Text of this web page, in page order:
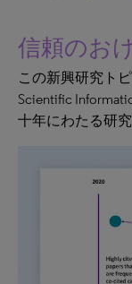
信頼のお
この新興研究ト
Scientific
十年にわたる研